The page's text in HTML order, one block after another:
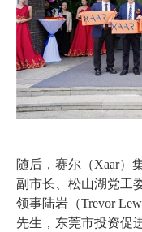
随后，赛尔（Xaar）
副市长、松山湖党工
领事陆岩（Trevor
先生，东莞市投资促